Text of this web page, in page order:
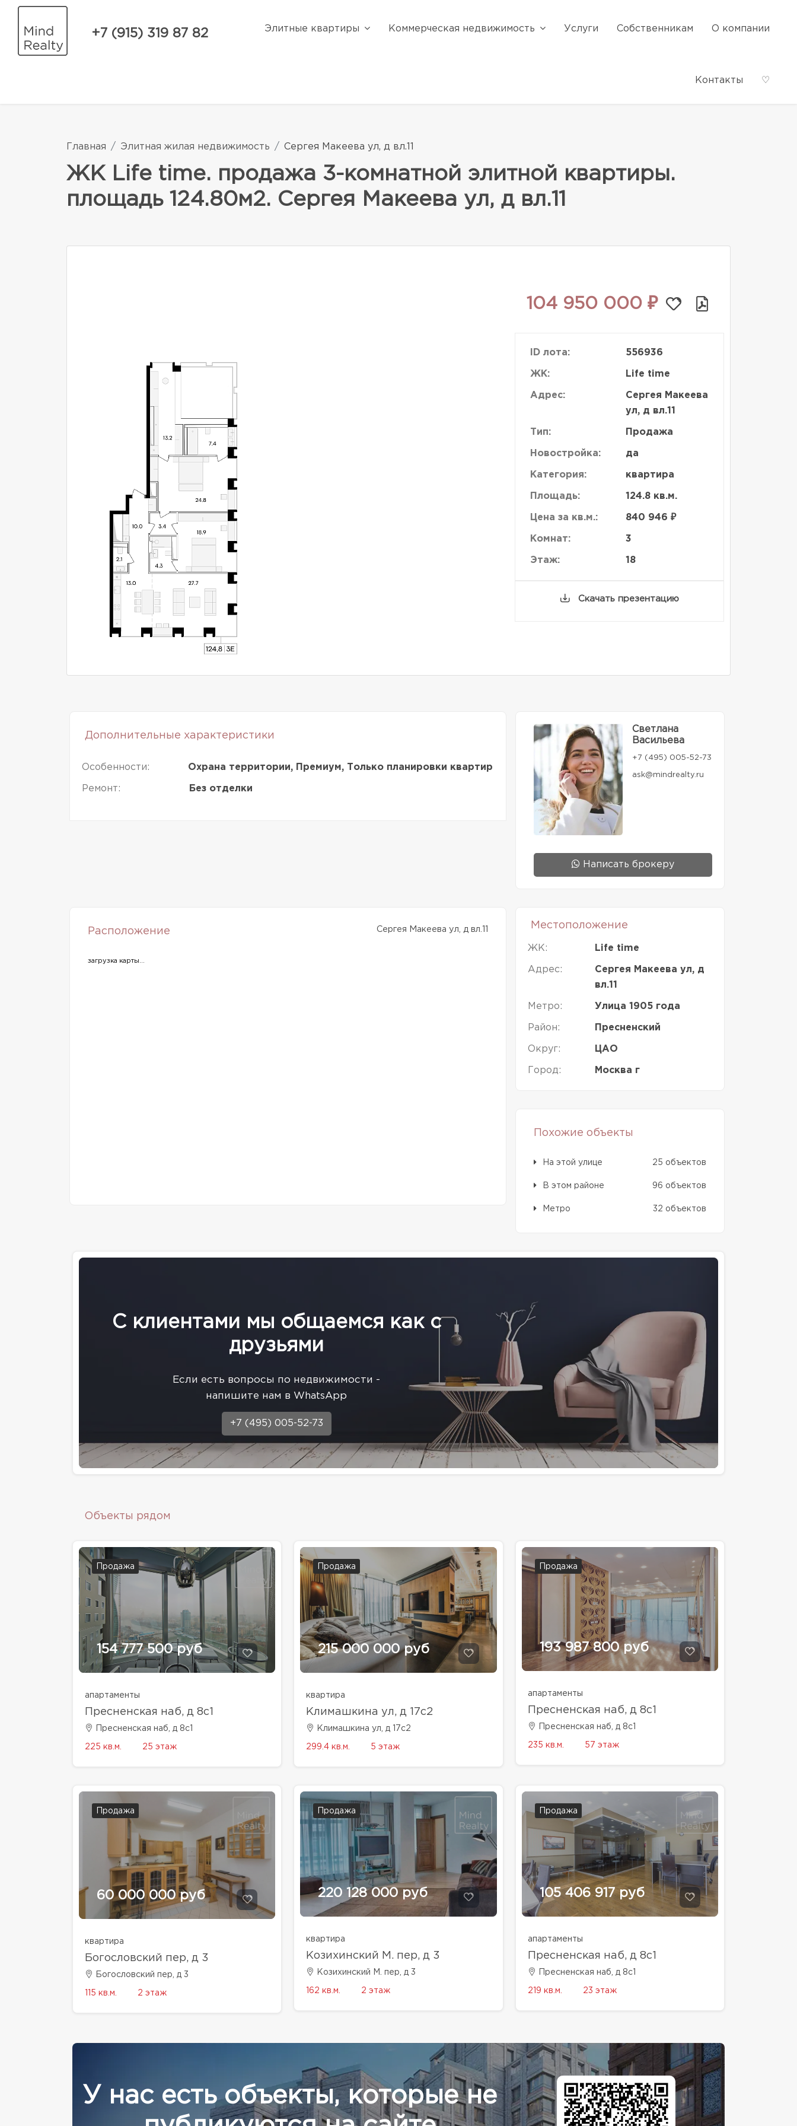
+7 (915) 319 87 82 Элитные квартиры Коммерческая недвижимость Услуги Собственникам О компании
Контакты ♡
Главная Элитная жилая недвижимость Сергея Макеева ул, д вл.11
ЖК Life time. продажа 3-комнатной элитной квартиры.
площадь 124.80м2. Сергея Макеева ул, д вл.11
104 950 000 ₽
ID лота: 556936
ЖК: Life time
Адрес:
Сергея Макеева
ул, д вл.11
Тип: Продажа
Новостройка: да
Категория: квартира
Площадь: 124.8 кв.м.
Цена за кв.м.: 840 946 ₽
Комнат: 3
Этаж: 18
Скачать презентацию
Дополнительные характеристики
Особенности: Охрана территории, Премиум, Только планировки квартир
Ремонт: Без отделки
Светлана
Васильева
+7 (495) 005-52-73
ask@mindrealty.ru
Написать брокеру
Расположение Сергея Макеева ул, д вл.11
загрузка карты...
Местоположение
ЖК: Life time
Адрес:
Сергея Макеева ул, д
вл.11
Метро: Улица 1905 года
Район: Пресненский
Округ: ЦАО
Город: Москва г
Похожие объекты
На этой улице 25 объектов
В этом районе 96 объектов
Метро 32 объектов
С клиентами мы общаемся как с
друзьями
Eсли есть вопросы по недвижимости -
напишите нам в WhatsApp
+7 (495) 005-52-73
Объекты рядом
Продажа
154 777 500 руб
апартаменты
Пресненская наб, д 8с1
Пресненская наб, д 8с1
225 кв.м. 25 этаж
Продажа
215 000 000 руб
квартира
Климашкина ул, д 17с2
Климашкина ул, д 17с2
299.4 кв.м. 5 этаж
Продажа
193 987 800 руб
апартаменты
Пресненская наб, д 8с1
Пресненская наб, д 8с1
235 кв.м. 57 этаж
Продажа
60 000 000 руб
квартира
Богословский пер, д 3
Богословский пер, д 3
115 кв.м. 2 этаж
Продажа
220 128 000 руб
квартира
Козихинский М. пер, д 3
Козихинский М. пер, д 3
162 кв.м. 2 этаж
Продажа
105 406 917 руб
апартаменты
Пресненская наб, д 8с1
Пресненская наб, д 8с1
219 кв.м. 23 этаж
У нас есть объекты, которые не